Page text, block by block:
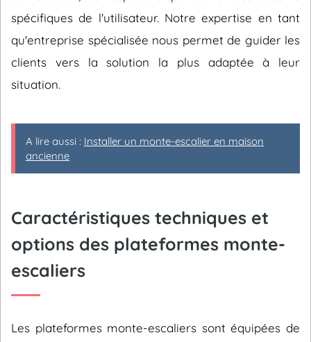
spécifiques de l'utilisateur. Notre expertise en tant
qu'entreprise spécialisée nous permet de guider les
clients vers la solution la plus adaptée à leur
situation.
A lire aussi : Installer un monte-escalier en maison
ancienne
Caractéristiques techniques et
options des plateformes monte-
escaliers
Les plateformes monte-escaliers sont équipées de